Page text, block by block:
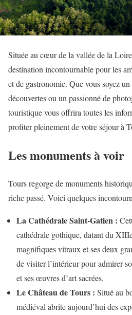
Située au cœur de la vallée de la
destination incontournable pour les
et de gastronomie. Que vous soyez
découvertes ou un passionné de
touristique vous offrira toutes les
profiter pleinement de votre séjour à
Les monuments à voir
Tours regorge de monuments
riche passé. Voici quelques
La Cathédrale Saint-Gatien :
cathédrale gothique, datant du
magnifiques vitraux et ses deux
de visiter l’intérieur pour admirer
et ses œuvres d’art sacrées.
Le Château de Tours : Situé au
médiéval abrite aujourd’hui des